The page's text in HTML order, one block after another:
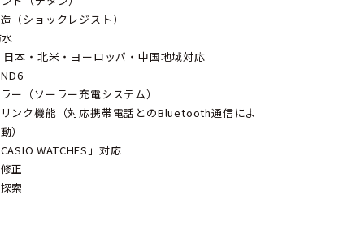
（ショックレジスト）
日本・北米・ヨーロッパ・中国地域対応
ー（ソーラー充電システム）
ンク機能（対応携帯電話とのBluetooth通信によ
）
WATCHES」対応
正
索